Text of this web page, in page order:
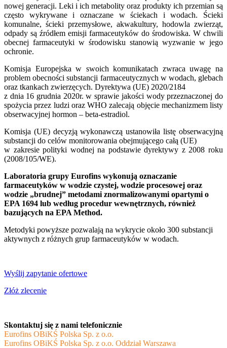
nowej generacji. Leki i ich metabolity oraz produkty ich przemian są
często wykrywane i oznaczane w ściekach i wodach. Ścieki
komunalne, ścieki przemysłowe, akwakultury, hodowla zwierząt,
odpady są źródłem emisji farmaceutyków do środowiska. W chwili
obecnej farmaceutyki w środowisku stanowią wyzwanie w jego
ochronie.
Komisja Europejska w swoich komunikatach zwraca uwagę na
problem obecności substancji farmaceutycznych w wodach, glebach
oraz tkankach zwierzęcych. Dyrektywa (UE) 2020/2184
z dnia 16 grudnia 2020r. w sprawie jakości wody przeznaczonej do
spożycia przez ludzi oraz WHO zalecają objęcie mechanizmem listy
obserwacyjnej hormon – beta-estradiol.
Komisja (UE) decyzją wykonawczą ustanowiła listę obserwacyjną
substancji do celów monitorowania obejmującego całą (UE)
w zakresie polityki wodnej na podstawie dyrektywy z 2008 roku
(2008/105/WE).
Laboratoria grupy Eurofins wykonują oznaczanie
farmaceutyków w wodzie czystej, wodzie procesowej oraz
wodzie „brudnej” metodami znormalizowanymi opartymi o
EPA 1694 lub według procedur wewnętrznych, również
bazujących na EPA Method.
Metodyki powyższe pozwalają na wykrycie około 300 substancji
aktywnych z różnych grup farmaceutyków w wodach.
Wyślij zapytanie ofertowe
Złóż zlecenie
Skontaktuj się z nami telefonicznie
Eurofins OBiKŚ Polska Sp. z o.o.
Eurofins OBiKŚ Polska Sp. z o.o. Oddział Warszawa